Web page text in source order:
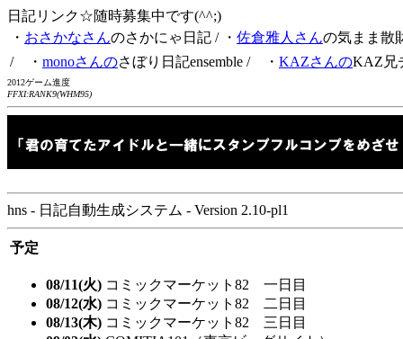
日記リンク☆随時募集中です(^^;)
・ おさかなさんのさかにゃ日記 / ・ 佐倉雅人さんの気まま散
/ ・ monoさんのさぼり日記ensemble / ・ KAZさんのKAZ兄
2012ゲーム進度
FFXI:RANK9(WHM95)
hns - 日記自動生成システム - Version 2.10-pl1
予定
08/11(火) コミックマーケット82 一日目
08/12(水) コミックマーケット82 二日目
08/13(木) コミックマーケット82 三日目